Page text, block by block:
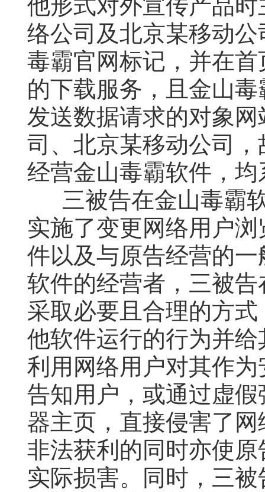
他形式对外宣传产品
络公司及北京某移动
毒霸官网标记，并在
的下载服务，且金山
发送数据请求的对象
司、北京某移动公司
经营金山毒霸软件，
三被告在金山毒霸
实施了变更网络用户
件以及与原告经营的
软件的经营者，三被
采取必要且合理的方
他软件运行的行为并
利用网络用户对其作
告知用户，或通过虚
器主页，直接侵害了
非法获利的同时亦使
实际损害。同时，三